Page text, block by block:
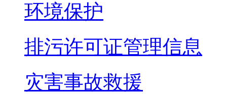
环境保护
排污许可证管理信息
灾害事故救援